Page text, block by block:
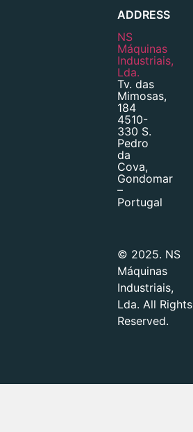
ADDRESS
NS
Máquinas
Industriais,
Lda.
Tv. das
Mimosas,
184
4510-
330 S.
Pedro
da
Cova,
Gondomar
–
Portugal
© 2025. NS
Máquinas
Industriais,
Lda. All Rights
Reserved.